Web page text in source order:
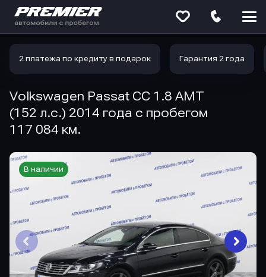
2 платежа по кредиту в подарок Гарантия 2 года
Volkswagen Passat CC 1.8 AMT
(152 л.с.) 2014 года с пробегом
117 084 км.
В наличии